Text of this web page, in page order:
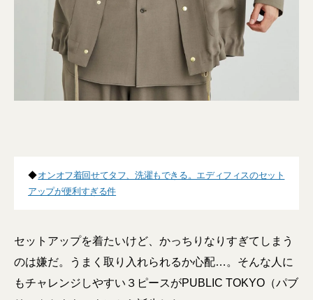
◆オンオフ着回せてタフ、洗濯もできる。エディフィスのセット
アップが便利すぎる件
セットアップを着たいけど、かっちりなりすぎてしまう
のは嫌だ。うまく取り入れられるか心配…。そんな人に
もチャレンジしやすい３ピースがPUBLIC TOKYO（パブ